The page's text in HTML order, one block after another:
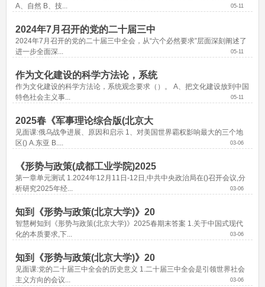
A、自然 B、技...
05-11
2024年7月召开的党的二十届三中
2024年7月召开的党的二十届三中全会，从“六个必然要求”层面深刻阐述了
进一步全面深...
05-11
作为文化建设的科学方法论，系统
作为文化建设的科学方法论，系统观念要求（）。 A、把文化建设放到中国
特色社会主义事...
05-11
2025春《军事理论综合版(北京大
见面课:俄乌战争进展、原因和启示 1、对美国世界霸权影响最大的三个地
区() A.东亚 B....
03-06
《形势与政策(成都工业学院)2025
第一章单元测试 1.2024年12月11日-12日,中共中央政治局在()召开会议,分
析研究2025年经...
03-06
知到《形势与政策(北京大学)》20
智慧树知到《形势与政策(北京大学)》2025春期末答案 1.关于中国式现代
化的本质要求,下...
03-06
知到《形势与政策(北京大学)》20
见面课:党的二十届三中全会的历史意义 1.二十届三中全会是引领世界社会
主义方向的会议...
03-06